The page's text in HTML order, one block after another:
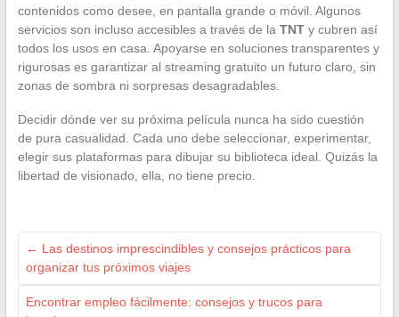
contenidos como desee, en pantalla grande o móvil. Algunos
servicios son incluso accesibles a través de la TNTy cubren así
todos los usos en casa. Apoyarse en soluciones transparentes y
rigurosas es garantizar al streaming gratuito un futuro claro, sin
zonas de sombra ni sorpresas desagradables.
Decidir dónde ver su próxima película nunca ha sido cuestión
de pura casualidad. Cada uno debe seleccionar, experimentar,
elegir sus plataformas para dibujar su biblioteca ideal. Quizás la
libertad de visionado, ella, no tiene precio.
← Las destinos imprescindibles y consejos prácticos para
organizar tus próximos viajes
Encontrar empleo fácilmente: consejos y trucos para